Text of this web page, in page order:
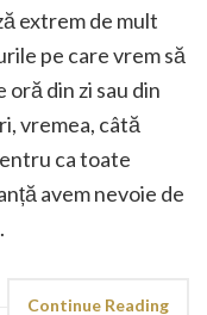
extrem de mult
pe care vrem să
oră din zi sau din
vremea, câtă
ca toate
avem nevoie de
Continue Reading